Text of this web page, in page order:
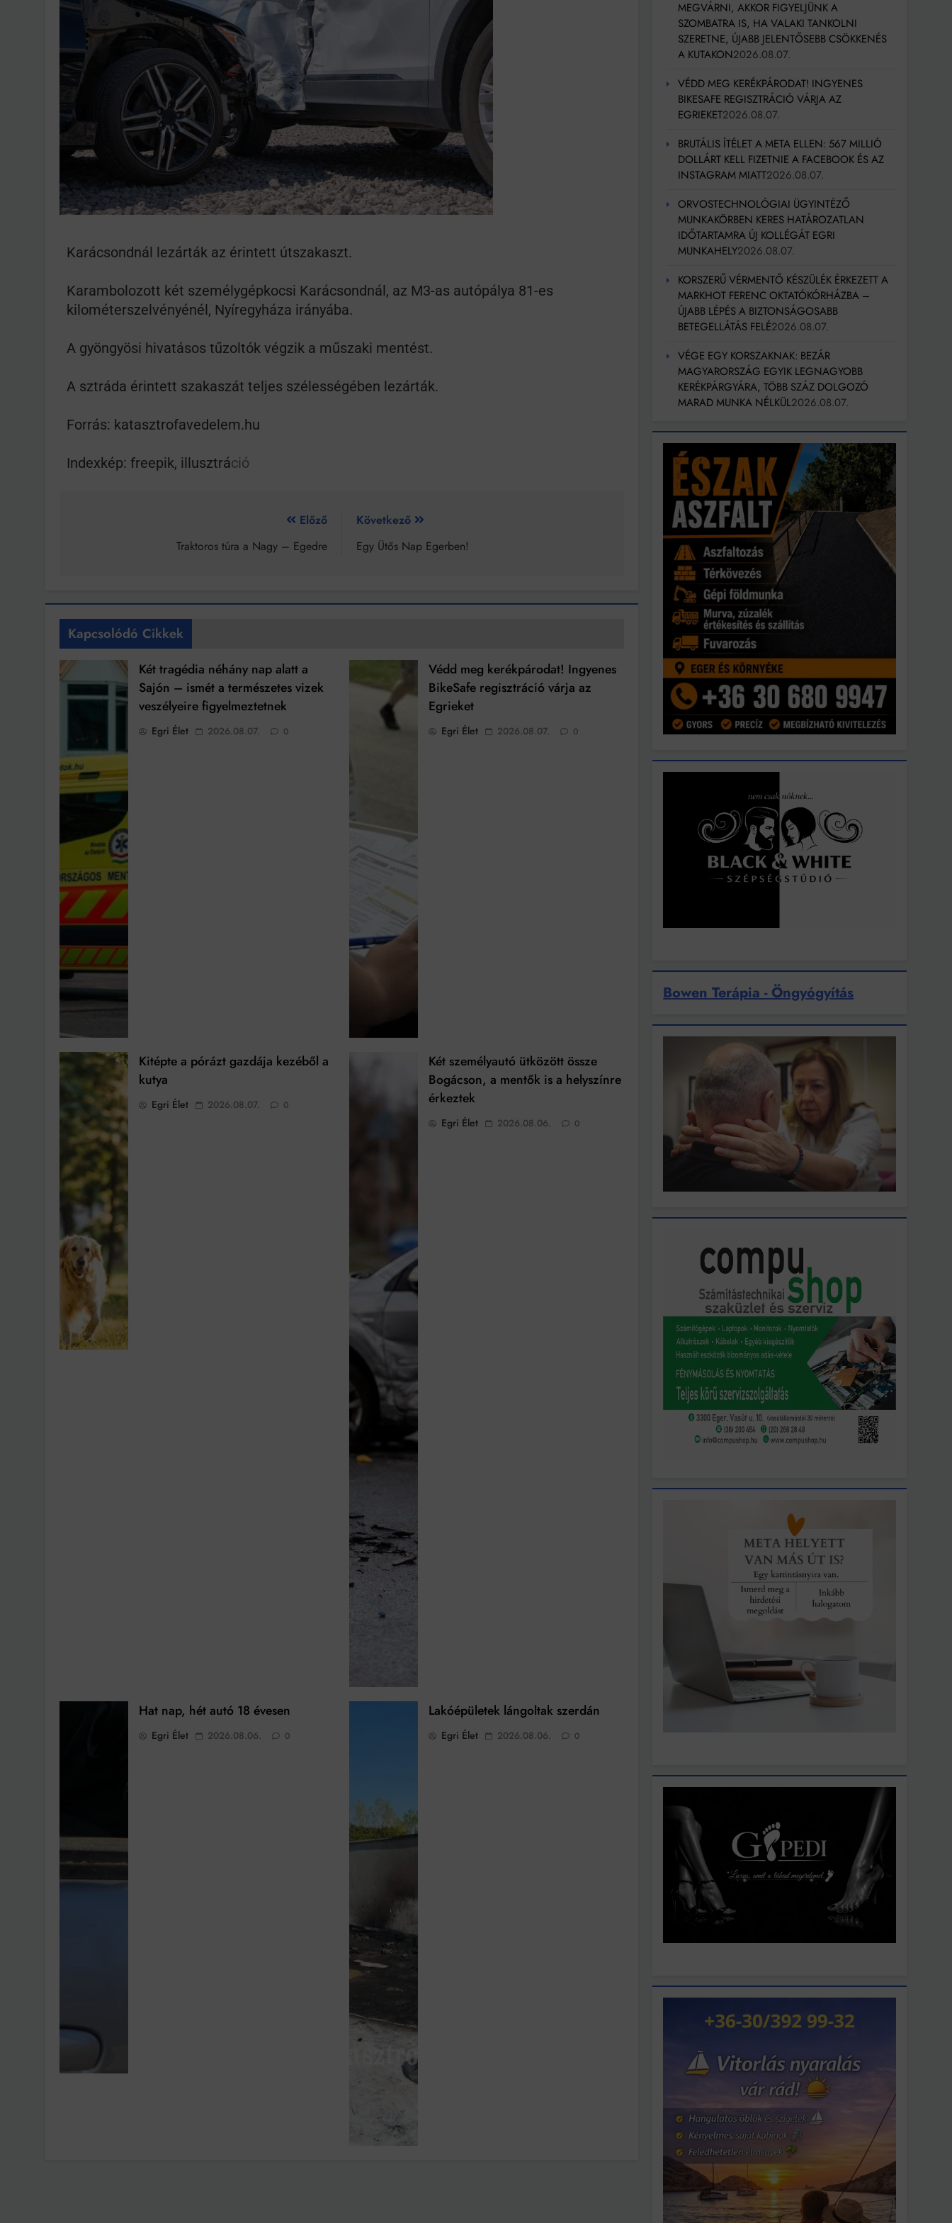
Ingatlanpiaci szakértők szerint akár 5 százalékkal is nőhetnek a bérleti díjak a ponthatárhirdetés
Munkácsy nem Krisztust szépítette meg: minket leplezett le
Ahol köszönnek, ott még van város
Amikor a Tetris boldogabbá tesz, mint a szerelem
Létezik tökéletes élet: Truman is elhitte
Karinthy Frigyes: a zseni, aki belenézett a saját koponyájába
Móricz Zsigmond: falusi író vagy boncmester?
Bitumenes lapostetők: a bevált technológia akkor működik, ha jól van felújítva
Karácsondnál lezárták az érintett útszakaszt.
Karambolozott két személygépkocsi Karácsondnál, az M3-as autópálya 81-es
kilométerszelvényénél, Nyíregyháza irányába.
A gyöngyösi hivatásos tűzoltók végzik a műszaki mentést.
A sztráda érintett szakaszát teljes szélességében lezárták.
Forrás: katasztrofavedelem.hu
Indexkép: freepik, illusztráció
Előző
Traktoros túra a Nagy – Egedre
Következő
Egy Ütős Nap Egerben!
Kapcsolódó Cikkek
Két tragédia néhány nap alatt a
Sajón – ismét a természetes vizek
veszélyeire figyelmeztetnek
Egri Élet 2026.08.07. 0
Védd meg kerékpárodat! Ingyenes
BikeSafe regisztráció várja az
Egrieket
Egri Élet 2026.08.07. 0
Kitépte a pórázt gazdája kezéből a
kutya
Egri Élet 2026.08.07. 0
Két személyautó ütközött össze
Bogácson, a mentők is a helyszínre
érkeztek
Egri Élet 2026.08.06. 0
Hat nap, hét autó 18 évesen
Egri Élet 2026.08.06. 0
Lakóépületek lángoltak szerdán
Egri Élet 2026.08.06. 0
MEGVÁRNI, AKKOR FIGYELJÜNK A
SZOMBATRA IS, HA VALAKI TANKOLNI
SZERETNE, ÚJABB JELENTŐSEBB CSÖKKENÉS
A KUTAKON2026.08.07.
VÉDD MEG KERÉKPÁRODAT! INGYENES
BIKESAFE REGISZTRÁCIÓ VÁRJA AZ
EGRIEKET2026.08.07.
BRUTÁLIS ÍTÉLET A META ELLEN: 567 MILLIÓ
DOLLÁRT KELL FIZETNIE A FACEBOOK ÉS AZ
INSTAGRAM MIATT2026.08.07.
ORVOSTECHNOLÓGIAI ÜGYINTÉZŐ
MUNKAKÖRBEN KERES HATÁROZATLAN
IDŐTARTAMRA ÚJ KOLLÉGÁT EGRI
MUNKAHELY2026.08.07.
KORSZERŰ VÉRMENTŐ KÉSZÜLÉK ÉRKEZETT A
MARKHOT FERENC OKTATÓKÓRHÁZBA –
ÚJABB LÉPÉS A BIZTONSÁGOSABB
BETEGELLÁTÁS FELÉ2026.08.07.
VÉGE EGY KORSZAKNAK: BEZÁR
MAGYARORSZÁG EGYIK LEGNAGYOBB
KERÉKPÁRGYÁRA, TÖBB SZÁZ DOLGOZÓ
MARAD MUNKA NÉLKÜL2026.08.07.
Bowen Terápia - Öngyógyítás